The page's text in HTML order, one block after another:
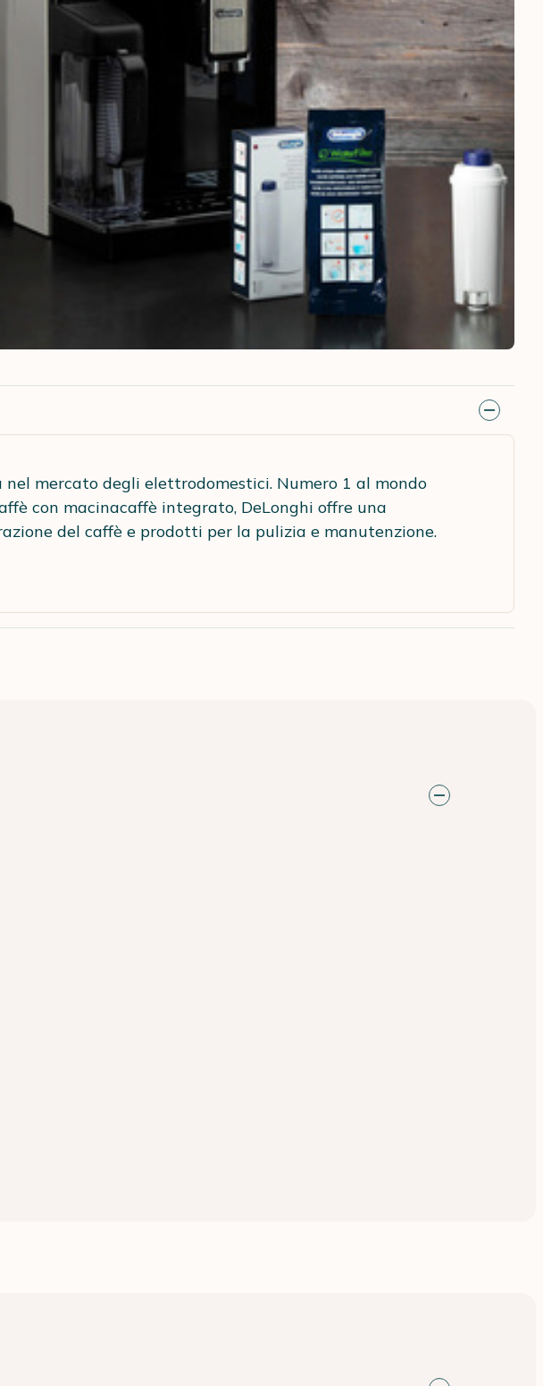
nel mercato degli elettrodomestici. Numero 1 al mondo
con macinacaffè integrato, DeLonghi offre una
del caffè e prodotti per la pulizia e manutenzione.